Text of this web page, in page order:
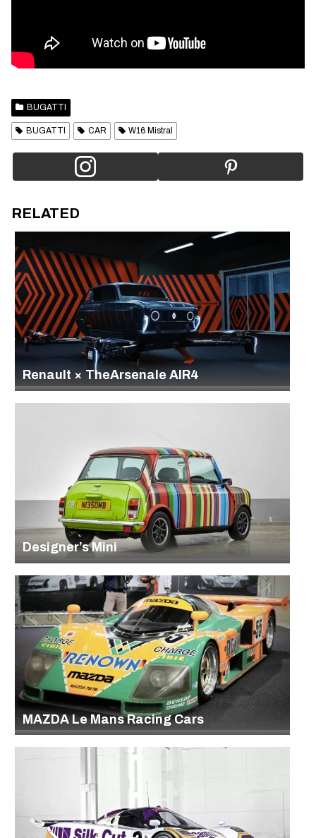
BUGATTI
BUGATTI CAR W16 Mistral
RELATED
Renault × TheArsenale AIR4
Designer’s Mini
MAZDA Le Mans Racing Cars